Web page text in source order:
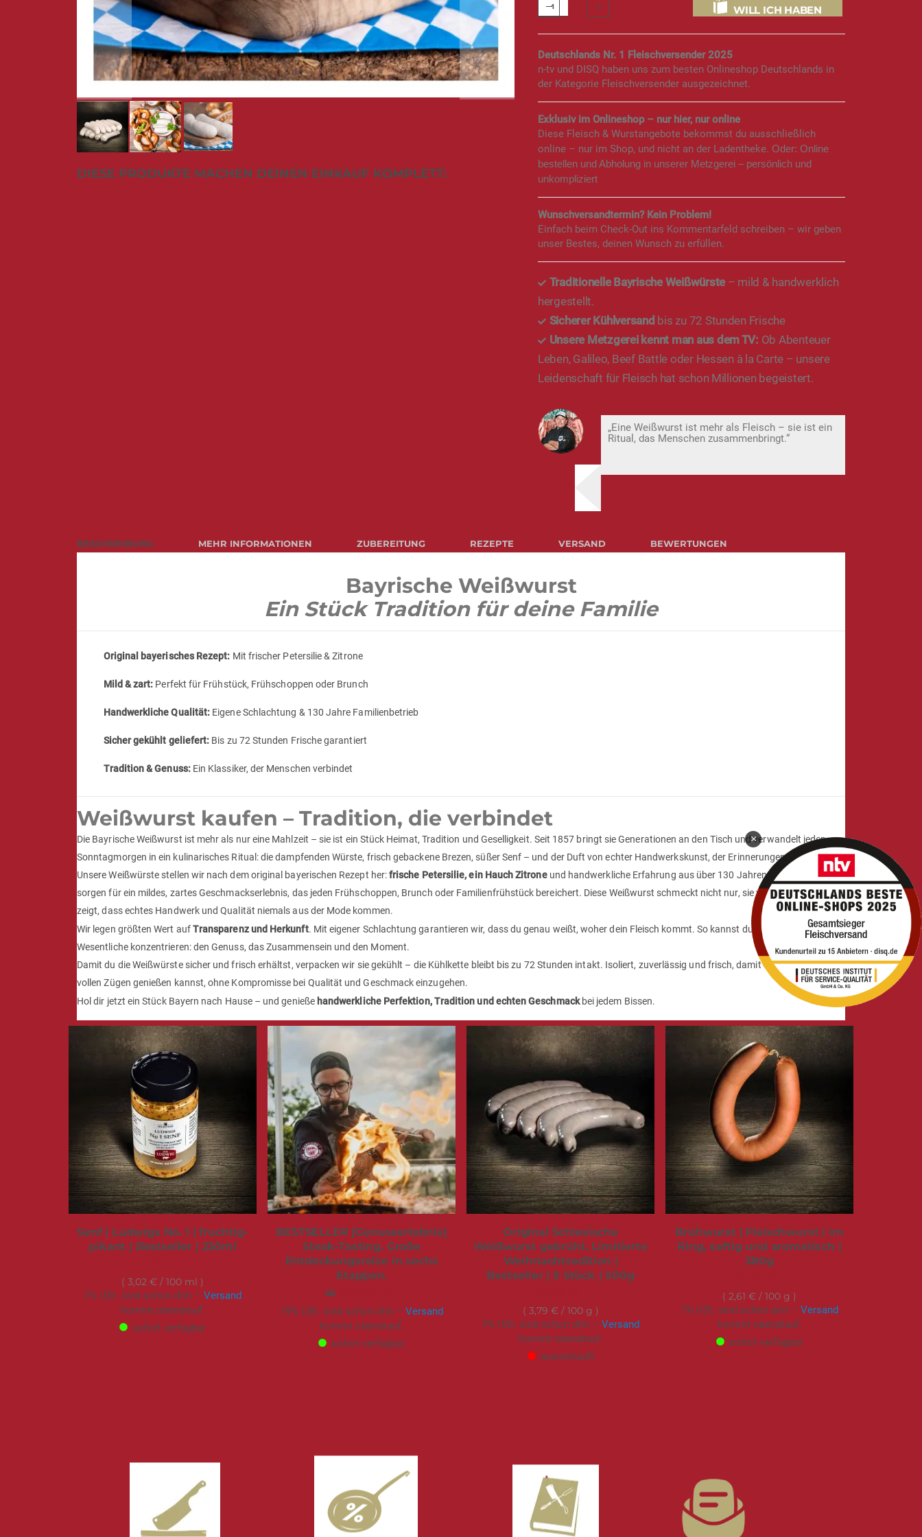
Anfang
WILL ICH HABEN
Deutschlands Nr. 1 Fleischversender 2025
n-tv und DISQ haben uns zum besten Onlineshop Deutschlands in
der Kategorie Fleischversender ausgezeichnet.
Exklusiv im Onlineshop – nur hier, nur online
Diese Fleisch & Wurstangebote bekommst du ausschließlich
online – nur im Shop, und nicht an der Ladentheke. Oder: Online
bestellen und Abholung in unserer Metzgerei – persönlich und
unkompliziert
Wunschversandtermin? Kein Problem!
Einfach beim Check-Out ins Kommentarfeld schreiben – wir geben
unser Bestes, deinen Wunsch zu erfüllen.
Traditionelle Bayrische Weißwürste – mild & handwerklich
hergestellt.
Sicherer Kühlversand bis zu 72 Stunden Frische
Unsere Metzgerei kennt man aus dem TV: Ob Abenteuer
Leben, Galileo, Beef Battle oder Hessen à la Carte – unsere
Leidenschaft für Fleisch hat schon Millionen begeistert.
„Eine Weißwurst ist mehr als Fleisch – sie ist ein
Ritual, das Menschen zusammenbringt.“
BESCHREIBUNG
Bayrische Weißwurst
Ein Stück Tradition für deine Familie
Original bayerisches Rezept: Mit frischer Petersilie & Zitrone
Mild & zart: Perfekt für Frühstück, Frühschoppen oder Brunch
Handwerkliche Qualität: Eigene Schlachtung & 130 Jahre Familienbetrieb
Sicher gekühlt geliefert: Bis zu 72 Stunden Frische garantiert
Tradition & Genuss:Ein Klassiker, der Menschen verbindet
Weißwurst kaufen – Tradition, die verbindet
Die Bayrische Weißwurst ist mehr als nur eine Mahlzeit – sie ist ein Stück Heimat, Tradition und Geselligkeit. Seit 1857 bringt sie Generationen an den Tisch und verwandelt jeden
Sonntagmorgen in ein kulinarisches Ritual: die dampfenden Würste, frisch gebackene Brezen, süßer Senf – und der Duft von echter Handwerkskunst, der Erinnerungen weckt.
Unsere Weißwürste stellen wir nach dem original bayerischen Rezept her:frische Petersilie, ein Hauch Zitroneund handwerkliche Erfahrung aus über 130 Jahren Familienbetrieb
sorgen für ein mildes, zartes Geschmackserlebnis, das jeden Frühschoppen, Brunch oder Familienfrühstück bereichert. Diese Weißwurst schmeckt nicht nur, sie verbindet – und
zeigt, dass echtes Handwerk und Qualität niemals aus der Mode kommen.
Wir legen größten Wert aufTransparenz und Herkunft. Mit eigener Schlachtung garantieren wir, dass du genau weißt, woher dein Fleisch kommt. So kannst du dich auf das
Wesentliche konzentrieren: den Genuss, das Zusammensein und den Moment.
Damit du die Weißwürste sicher und frisch erhältst, verpacken wir sie gekühlt – die Kühlkette bleibt bis zu 72 Stunden intakt. Isoliert, zuverlässig und frisch, damit du das Ritual in
vollen Zügen genießen kannst, ohne Kompromisse bei Qualität und Geschmack einzugehen.
Hol dir jetzt ein Stück Bayern nach Hause – und genieße handwerkliche Perfektion, Tradition und echten Geschmackbei jedem Bissen.
MEHR INFORMATIONEN ZUBEREITUNG REZEPTE VERSAND BEWERTUNGEN
DIESE PRODUKTE MACHEN DEINEN EINKAUF KOMPLETT:
Senf | Ludwigs No. 1 | fruchtig-
pikant | Bestseller | 230ml
3,02 € / 100 ml
7% USt. sind schon drin – Versand
kommt obendrauf.
sofort verfügbar
BESTSELLER [Genusserlebnis]
Steak-Tasting. Große
Entdeckungsreise in sechs
Etappen.
Ab
19% USt. sind schon drin – Versand
kommt obendrauf.
sofort verfügbar
Original Schlesische
Weißwurst gebrüht. Limitierte
Weihnachtsedition |
Bestseller | 5 Stück | 500g
3,79 €/ 100 g
7% USt. sind schon drin – Versand
kommt obendrauf.
ausverkauft
Brühwurst | Fleischwurst | im
Ring, saftig und aromatisch |
380g
2,61 € / 100 g
7% USt. sind schon drin – Versand
kommt obendrauf.
sofort verfügbar
×